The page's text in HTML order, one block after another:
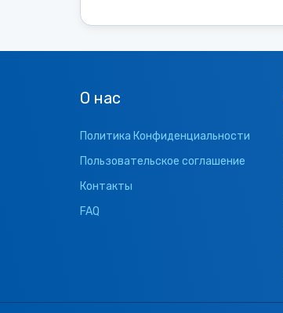
О нас
Политика Конфиденциальности
Пользовательское соглашение
Контакты
FAQ